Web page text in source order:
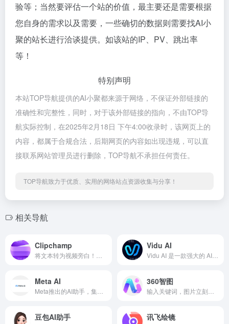
验等；当然要评估一个站的价值，最主要还是需要根据
您自身的需求以及需要，一些确切的数据则需要找AI小
聚的站长进行洽谈提供。如该站的IP、PV、跳出率
等！
特别声明
本站TOP导航提供的AI小聚都来源于网络，不保证外部链接的
准确性和完整性，同时，对于该外部链接的指向，不由TOP导
航实际控制，在2025年2月18日 下午4:00收录时，该网页上的
内容，都属于合规合法，后期网页的内容如出现违规，可以直
接联系网站管理员进行删除，TOP导航不承担任何责任。
TOP导航致力于优质、实用的网络站点资源收集与分享！
相关导航
Clipchamp Vidu AI
Meta AI 360智图
豆包AI助手 讯飞绘镜